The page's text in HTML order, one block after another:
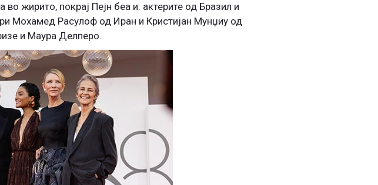
жирито, покрај Пејн беа и: актерите од Бразил и
Мохамед Расулоф од Иран и Кристијан Мунџиу од
и Маура Делперо.